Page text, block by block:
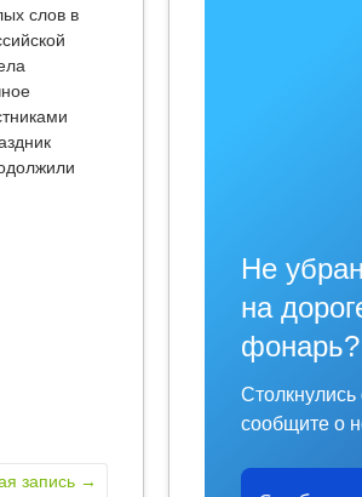
слов в
запись →
Не
на
фонарь?
сообщите о